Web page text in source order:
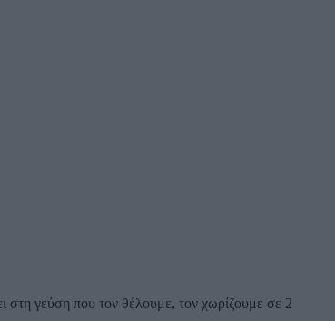
στη γεύση που τον θέλουμε, τον χωρίζουμε σε 2